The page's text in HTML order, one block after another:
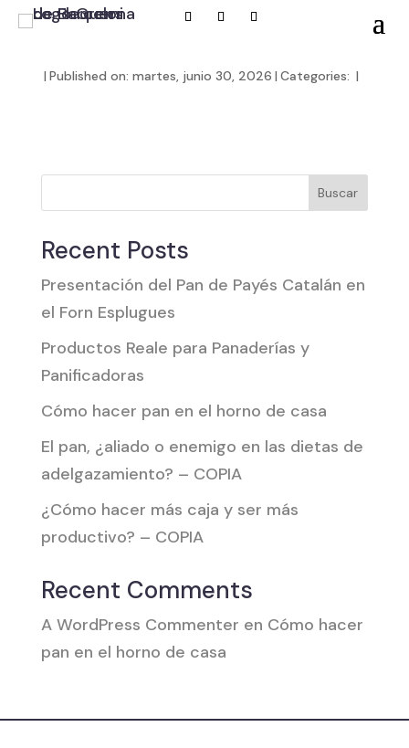
| Published on: martes, junio 30, 2026 | Categories: |
Buscar
Recent Posts
Presentación del Pan de Payés Catalán en
el Forn Esplugues
Productos Reale para Panaderías y
Panificadoras
Cómo hacer pan en el horno de casa
El pan, ¿aliado o enemigo en las dietas de
adelgazamiento? – COPIA
¿Cómo hacer más caja y ser más
productivo? – COPIA
Recent Comments
A WordPress Commenter en Cómo hacer
pan en el horno de casa